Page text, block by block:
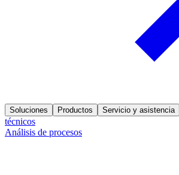
Soluciones Productos Servicio y asistencia
técnicos
Análisis de procesos